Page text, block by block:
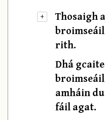
+
Thosaigh
rith.
Dhá
amháin
fáil agat.